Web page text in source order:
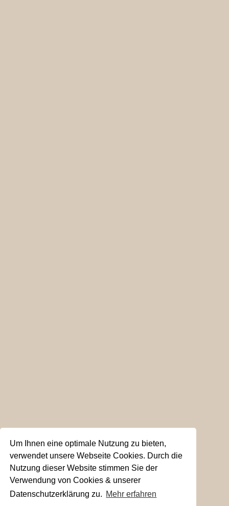
Um Ihnen eine optimale Nutzung zu bieten,
verwendet unsere Webseite Cookies. Durch die
Nutzung dieser Website stimmen Sie der
Verwendung von Cookies & unserer
Datenschutzerklärung zu. Mehr erfahren